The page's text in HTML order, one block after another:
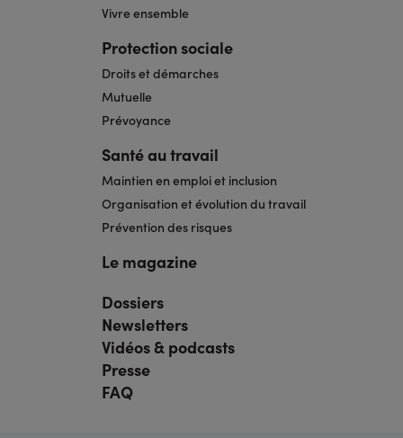
Vivre ensemble
Protection sociale
Droits et démarches
Mutuelle
Prévoyance
Santé au travail
Maintien en emploi et inclusion
Organisation et évolution du travail
Prévention des risques
Le magazine
Navigation
pied
de
page
bis
Dossiers
Newsletters
Vidéos & podcasts
Presse
FAQ